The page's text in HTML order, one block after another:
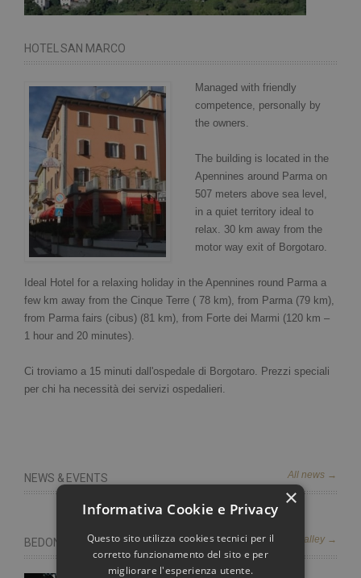
HOTEL SAN MARCO
Managed with friendly
competence, personally by
the owners.
The building is located in the
Apennines around Parma on
507 meters above sea level,
in a quiet territory ideal to
relax. 30 km away from the
motor way exit of Borgotaro.
Ideal Hotel for a relaxing holiday in the Apennines round Parma a
few km away from the Cinque Terre ( 78 km), from Parma (79 km),
from Parma fairs (cibus) (81 km), from Forte dei Marmi (120 km –
1 hour and 20 minutes).
Ci troviamo a 15 minuti dall'ospedale di Borgotaro. Prezzi speciali
per chi ha necessità dei servizi ospedalieri.
NEWS & EVENTS All news →
BEDONIA AND SURROUNDINGS what to do in taro valley →
×
Informativa Cookie e Privacy
Questo sito utilizza cookies tecnici per il
corretto funzionamento del sito e per
migliorare l'esperienza utente.